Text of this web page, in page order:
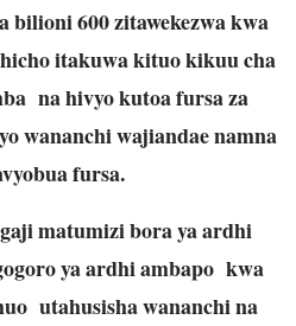
bilioni 600 zitawekezwa kwa
itakuwa kituo kikuu cha
na hivyo kutoa fursa za
wananchi wajiandae namna
fursa.
matumizi bora ya ardhi
ya ardhi ambapo kwa
utahusisha wananchi na